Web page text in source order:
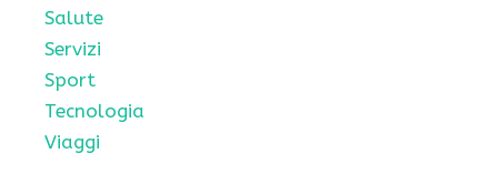
Salute
Servizi
Sport
Tecnologia
Viaggi